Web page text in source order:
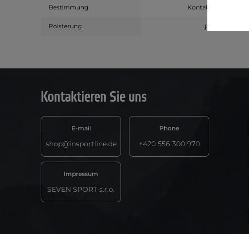
Bestimmung Kontaktsport
Polsterung ja
Kontaktieren Sie uns
E-mail
shop@insportline.de
Phone
+420 556 300 970
Impressum
SEVEN SPORT s.r.o.